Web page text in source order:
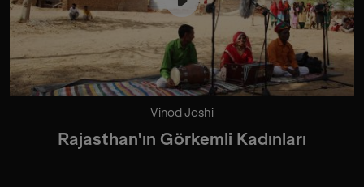
Vinod Joshi
Rajasthan'ın Görkemli Kadınları